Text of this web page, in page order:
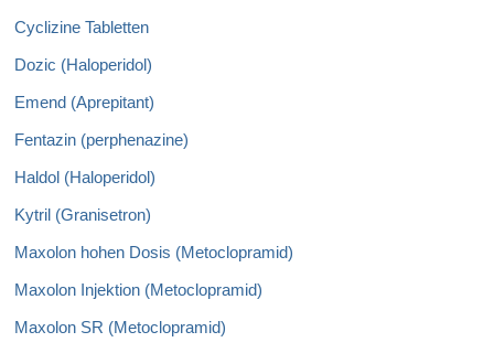
Cyclizine Tabletten
Dozic (Haloperidol)
Emend (Aprepitant)
Fentazin (perphenazine)
Haldol (Haloperidol)
Kytril (Granisetron)
Maxolon hohen Dosis (Metoclopramid)
Maxolon Injektion (Metoclopramid)
Maxolon SR (Metoclopramid)